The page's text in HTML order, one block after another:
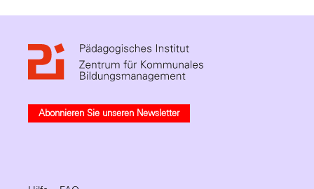
Abonnieren Sie unseren Newsletter